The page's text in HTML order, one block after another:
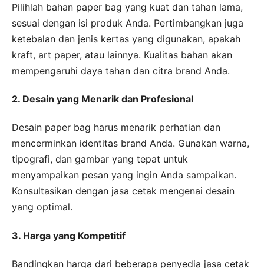
Pilihlah bahan paper bag yang kuat dan tahan lama,
sesuai dengan isi produk Anda. Pertimbangkan juga
ketebalan dan jenis kertas yang digunakan, apakah
kraft, art paper, atau lainnya. Kualitas bahan akan
mempengaruhi daya tahan dan citra brand Anda.
2. Desain yang Menarik dan Profesional
Desain paper bag harus menarik perhatian dan
mencerminkan identitas brand Anda. Gunakan warna,
tipografi, dan gambar yang tepat untuk
menyampaikan pesan yang ingin Anda sampaikan.
Konsultasikan dengan jasa cetak mengenai desain
yang optimal.
3. Harga yang Kompetitif
Bandingkan harga dari beberapa penyedia jasa cetak